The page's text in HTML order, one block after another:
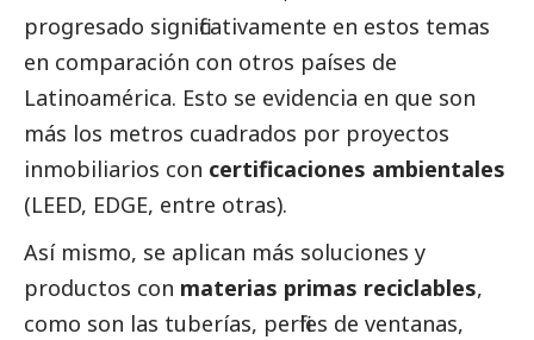
progresado significativamente en estos temas
en comparación con otros países de
Latinoamérica. Esto se evidencia en que son
más los metros cuadrados por proyectos
inmobiliarios con certificaciones ambientales
(LEED, EDGE, entre otras).
Así mismo, se aplican más soluciones y
productos con materias primas reciclables,
como son las tuberías, perfiles de ventanas,